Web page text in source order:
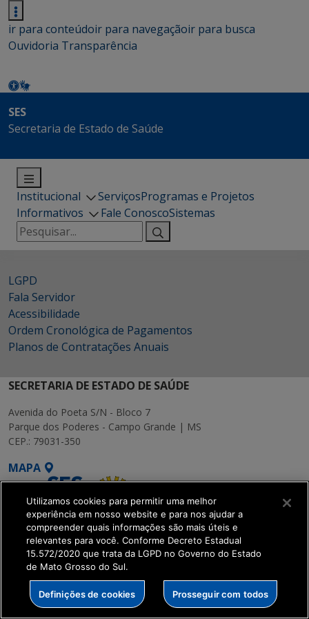
ir para conteúdoir para navegaçãoir para busca
Ouvidoria Transparência
SES
Secretaria de Estado de Saúde
Institucional ServiçosProgramas e Projetos
Informativos
Fale ConoscoSistemas
Pesquisar
por:
LGPD
Fala Servidor
Acessibilidade
Ordem Cronológica de Pagamentos
Planos de Contratações Anuais
SECRETARIA DE ESTADO DE SAÚDE
Avenida do Poeta S/N - Bloco 7
Parque dos Poderes - Campo Grande | MS
CEP.: 79031-350
MAPA
SETDIG | Secretaria-
Executiva de
Transformação Digital
Utilizamos cookies para permitir uma melhor
experiência em nosso website e para nos ajudar a
compreender quais informações são mais úteis e
relevantes para você. Conforme Decreto Estadual
15.572/2020 que trata da LGPD no Governo do Estado
de Mato Grosso do Sul.
Definições de cookies Prosseguir com todos